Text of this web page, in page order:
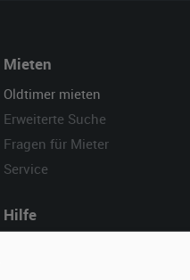
Mieten
Oldtimer mieten
Erweiterte Suche
Fragen für Mieter
Service
Hilfe